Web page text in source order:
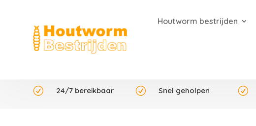
Houtworm bestrijden
R 24/7 bereikbaar R Snel geholpen R